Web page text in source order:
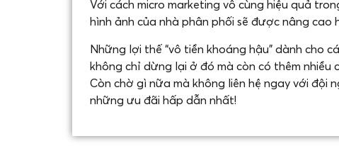
Với cách micro marketing vô cùng hiệu quả
hình ảnh của nhà phân phối sẽ được nâng cao
Những lợi thế “vô tiền khoáng hậu” dành cho
không chỉ dừng lại ở đó mà còn có thêm
Còn chờ gì nữa mà không liên hệ ngay với đội
những ưu đãi hấp dẫn nhất!